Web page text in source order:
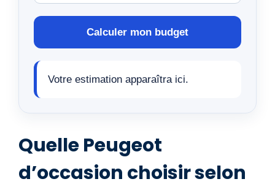
Calculer mon budget
Votre estimation apparaîtra ici.
Quelle Peugeot
d’occasion choisir selon